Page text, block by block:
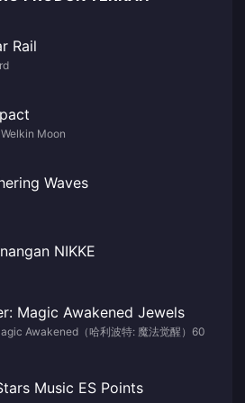
Rail
Moon
Waves
NIKKE
Magic Awakened Jewels
Awakened（哈利波特: 魔法觉醒）60
Music ES Points